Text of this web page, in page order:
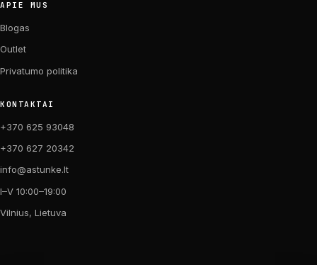
APIE MUS
Blogas
Outlet
Privatumo politika
KONTAKTAI
+370 625 93048
+370 627 20342
info@astunke.lt
I–V 10:00–19:00
Vilnius, Lietuva